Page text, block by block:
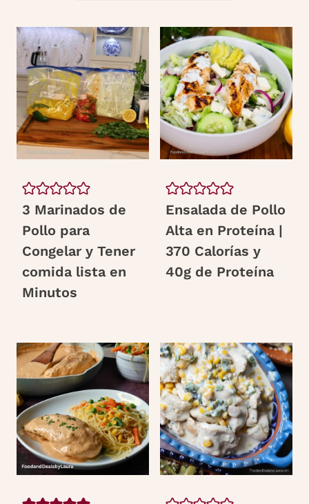
O
S
)
O
3 Marinados de
Pollo para
Congelar y Tener
comida lista en
Minutos
Ensalada de Pollo
Alta en Proteína |
370 Calorías y
40g de Proteína